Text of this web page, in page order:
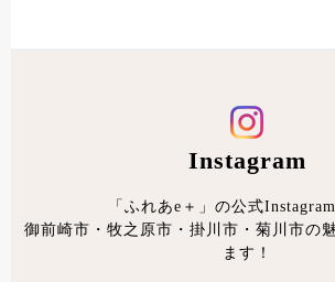
Instagram
「ふれあe＋」の公式Instagram
御前崎市・牧之原市・掛川市・菊川市の
ます！